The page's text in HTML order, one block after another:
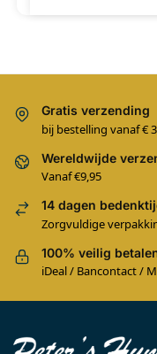
Gratis verzending
bij bestelling vanaf €
Wereldwijde
Vanaf €9,95
14 dagen
Zorgvuldige
100% veilig
iDeal / Bancontact /